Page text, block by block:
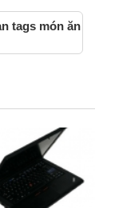
tags món ăn